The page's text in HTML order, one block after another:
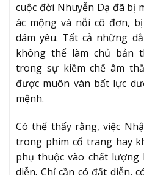
cuộc đời Nhuyễn Dạ đã bị
ác mộng và nỗi cô đơn,
dám yêu. Tất cả những
không thể làm chủ bản
trong sự kiềm chế âm
được muôn vàn bất lực
mệnh.
Có thể thấy rằng, việc
trong phim cổ trang hay
phụ thuộc vào chất lượng
diễn. Chỉ cần có đất diễn,